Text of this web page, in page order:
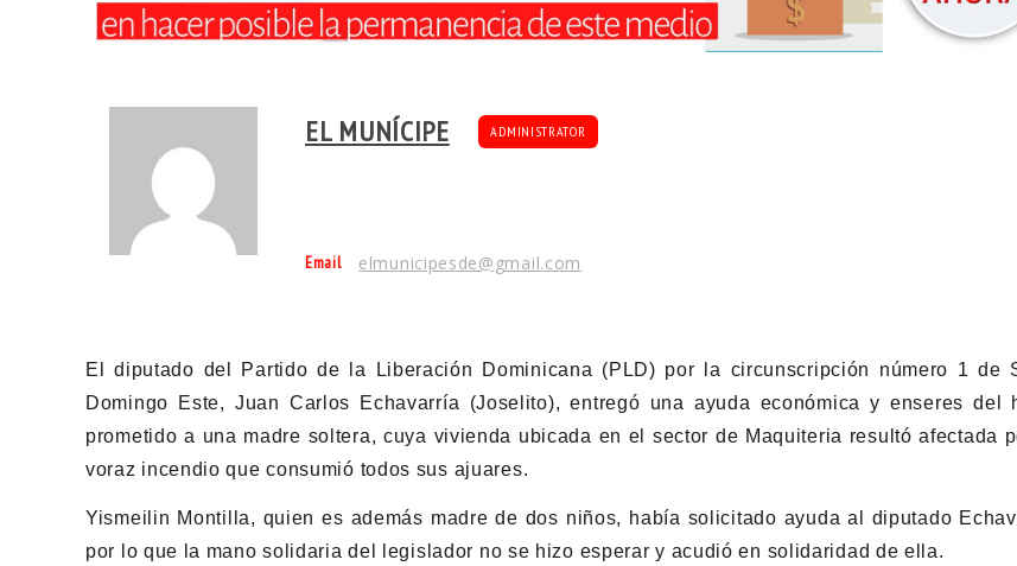
EL MUNÍCIPE ADMINISTRATOR
Email elmunicipesde@gmail.com
El diputado del Partido de la Liberación Dominicana (PLD) por la circunscripción número 1 de
Domingo Este, Juan Carlos Echavarría (Joselito), entregó una ayuda económica y enseres del
prometido a una madre soltera, cuya vivienda ubicada en el sector de Maquiteria resultó afectada
voraz incendio que consumió todos sus ajuares.
Yismeilin Montilla, quien es además madre de dos niños, había solicitado ayuda al diputado
por lo que la mano solidaria del legislador no se hizo esperar y acudió en solidaridad de ella.